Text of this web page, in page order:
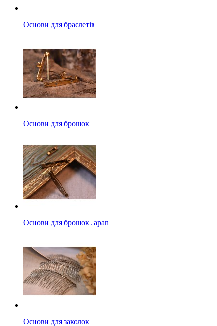
Основи для браслетів
Основи для брошок
Основи для брошок Japan
Основи для заколок